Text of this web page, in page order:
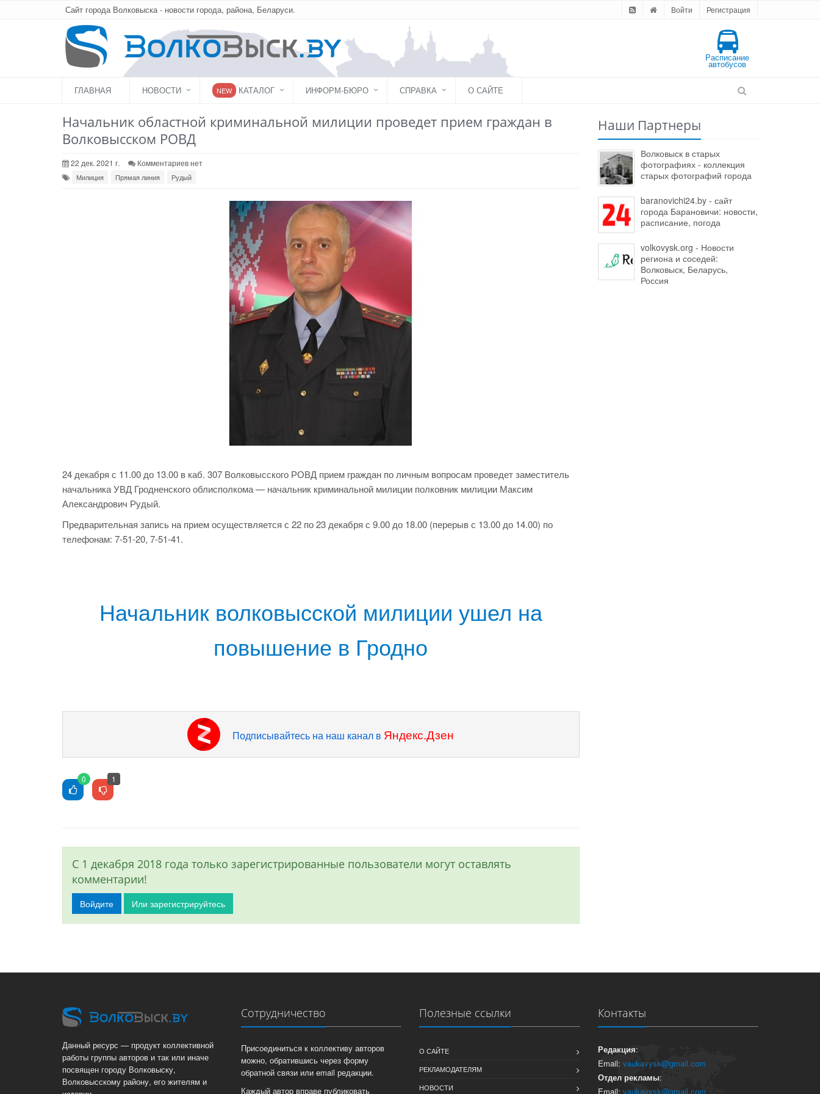
Сайт города Волковыска - новости города, района, Беларуси. Войти Регистрация
Расписание
автобусов
ГЛАВНАЯ НОВОСТИ NEW КАТАЛОГ ИНФОРМ-БЮРО СПРАВКА О САЙТЕ
Начальник областной криминальной милиции проведет прием граждан в
Волковысском РОВД
22 дек. 2021 г. Комментариев нет
Милиция Прямая линия Рудый
24 декабря с 11.00 до 13.00 в каб. 307 Волковысского РОВД прием граждан по личным вопросам проведет заместитель
начальника УВД Гродненского облисполкома — начальник криминальной милиции полковник милиции Максим
Александрович Рудый.
Предварительная запись на прием осуществляется с 22 по 23 декабря с 9.00 до 18.00 (перерыв с 13.00 до 14.00) по
телефонам: 7-51-20, 7-51-41.
Начальник волковысской милиции ушел на
повышение в Гродно
Подписывайтесь на наш канал в Яндекс.Дзен
0 1
С 1 декабря 2018 года только зарегистрированные пользователи могут оставлять
комментарии!
Войдите Или зарегистрируйтесь
Наши Партнеры
Волковыск в старых
фотографиях - коллекция
старых фотографий города
baranovichi24.by - сайт
города Барановичи: новости,
расписание, погода
volkovysk.org - Новости
региона и соседей:
Волковыск, Беларусь,
Россия
Данный ресурс — продукт коллективной
работы группы авторов и так или иначе
посвящен городу Волковыску,
Волковысскому району, его жителям и
Сотрудничество
Присоединиться к коллективу авторов
можно, обратившись через форму
обратной связи или email редакции.
Каждый автор вправе публиковать
Полезные ссылки
О САЙТЕ
РЕКЛАМОДАТЕЛЯМ
НОВОСТИ
Контакты
Редакция:
Email: vaukavysk@gmail.com
Отдел рекламы:
Email: vaukavysk@gmail.com